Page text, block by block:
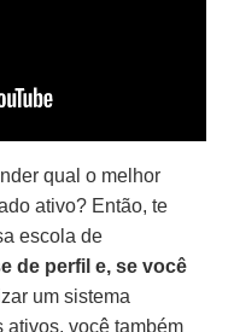
qual o melhor
ativo? Então, te
escola de
de perfil e, se você
um sistema